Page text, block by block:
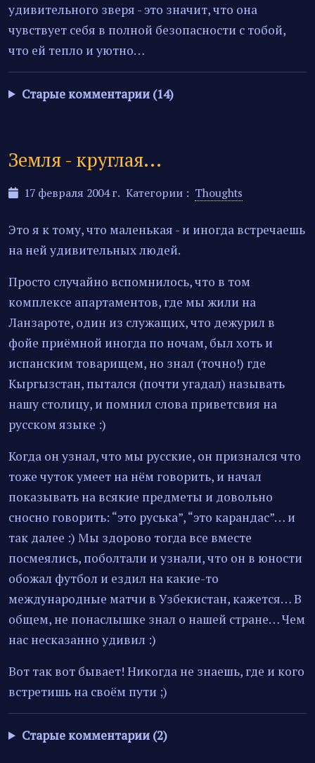
удивительного зверя - это значит, что она
чувствует себя в полной безопасности с тобой,
что ей тепло и уютно…
Старые комментарии (14)
Земля - круглая...
17 февраля 2004 г. Категории : Thoughts
Это я к тому, что маленькая - и иногда встречаешь
на ней удивительных людей.
Просто случайно вспомнилось, что в том
комплексе апартаментов, где мы жили на
Ланзароте, один из служащих, что дежурил в
фойе приёмной иногда по ночам, был хоть и
испанским товарищем, но знал (точно!) где
Кыргызстан, пытался (почти угадал) называть
нашу столицу, и помнил слова приветсвия на
русском языке :)
Когда он узнал, что мы русские, он признался что
тоже чуток умеет на нём говорить, и начал
показывать на всякие предметы и довольно
сносно говорить: “это руська”, “это карандас”… и
так далее :) Мы здорово тогда все вместе
посмеялись, поболтали и узнали, что он в юности
обожал футбол и ездил на какие-то
международные матчи в Узбекистан, кажется… В
общем, не понаслышке знал о нашей стране… Чем
нас несказанно удивил :)
Вот так вот бывает! Никогда не знаешь, где и кого
встретишь на своём пути ;)
Старые комментарии (2)